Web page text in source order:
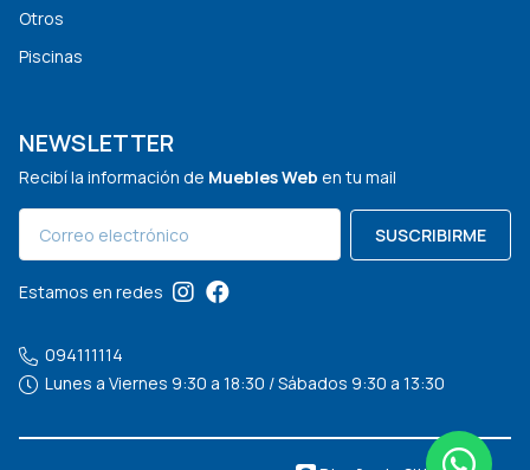
Otros
Piscinas
NEWSLETTER
Recibí la información de Muebles Web en tu mail
SUSCRIBIRME
Estamos en redes
094111114
Lunes a Viernes 9:30 a 18:30 / Sábados 9:30 a 13:30